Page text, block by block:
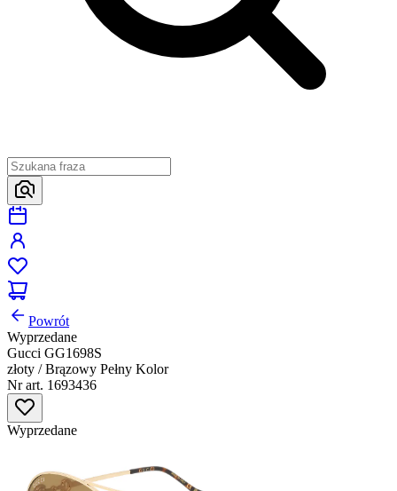
Powrót
Wyprzedane
Gucci GG1698S
złoty / Brązowy Pełny Kolor
Nr art. 1693436
Wyprzedane